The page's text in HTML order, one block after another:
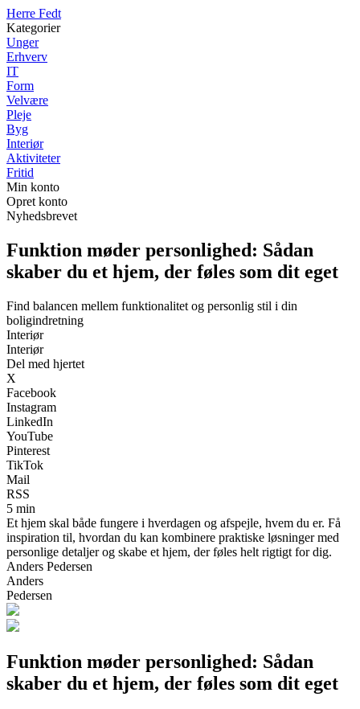
Herre Fedt
Kategorier
Unger
Erhverv
IT
Form
Velvære
Pleje
Byg
Interiør
Aktiviteter
Fritid
Min konto
Opret konto
Nyhedsbrevet
Funktion møder personlighed: Sådan
skaber du et hjem, der føles som dit eget
Find balancen mellem funktionalitet og personlig stil i din
boligindretning
Interiør
Interiør
Del med hjertet
X
Facebook
Instagram
LinkedIn
YouTube
Pinterest
TikTok
Mail
RSS
5 min
Et hjem skal både fungere i hverdagen og afspejle, hvem du er. Få
inspiration til, hvordan du kan kombinere praktiske løsninger med
personlige detaljer og skabe et hjem, der føles helt rigtigt for dig.
Anders Pedersen
Anders
Pedersen
Funktion møder personlighed: Sådan
skaber du et hjem, der føles som dit eget